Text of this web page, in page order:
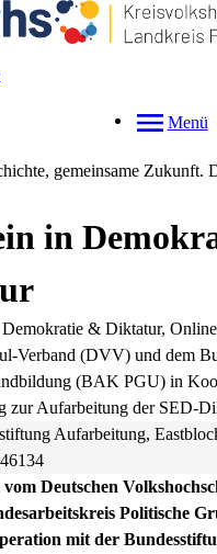
Menü
gemeinsame Zukunft.
in
Aufarbeitung,
vom Deutschen
Politische
mit der